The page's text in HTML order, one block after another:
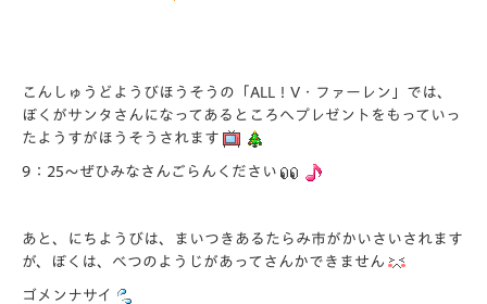
こんしゅうどようびほうそうの「ALL！V・ファーレン」では、
ぼくがサンタさんになってあるところへプレゼントをもっていっ
たようすがほうそうされます
9：25～ぜひみなさんごらんください
あと、にちようびは、まいつきあるたらみ市がかいさいされます
が、ぼくは、べつのようじがあってさんかできません
ゴメンナサイ